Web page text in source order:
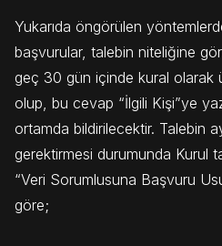
Yukarıda öngörülen
başvurular, talebin niteliğine
geç 30 gün içinde kural olarak
olup, bu cevap “İlgili Kişi”ye
ortamda bildirilecektir. Talebin
gerektirmesi durumunda Kurul
“Veri Sorumlusuna Başvuru
göre;